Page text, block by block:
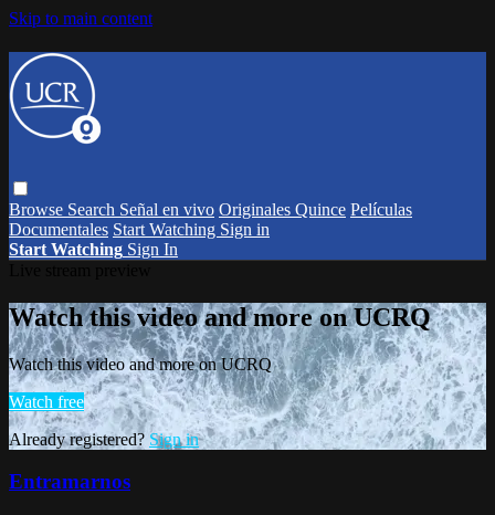
Skip to main content
Browse Search Señal en vivo Originales Quince Películas
Documentales Start Watching Sign in
Start Watching Sign In
Watch this video and more on UCRQ
Watch this video and more on UCRQ
Watch free
Already registered? Sign in
Entramarnos